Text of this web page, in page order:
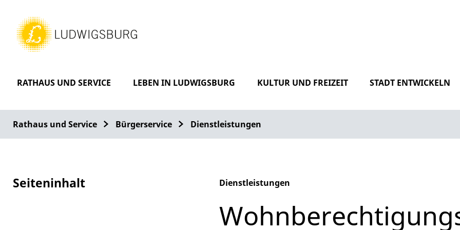
RATHAUS UND SERVICE LEBEN IN LUDWIGSBURG KULTUR UND FREIZEIT STADT ENTWICKELN
Rathaus und Service Bürgerservice Dienstleistungen
Seiteninhalt
Dienstleistungen